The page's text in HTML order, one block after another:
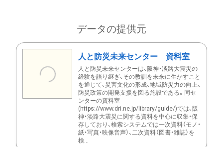
データの提供元
人と防災未来センター 資料室
人と防災未来センターは、阪神・淡路大震災の
経験を語り継ぎ、その教訓を未来に生かすこと
を通じて、災害文化の形成、地域防災力の向上、
防災政策の開発支援を図る施設である。同セ
ンターの資料室
(https://www.dri.ne.jp/library/guide/)では、阪
神・淡路大震災に関する資料を中心に収集・保
存しており、検索システムでは一次資料（モノ・
紙・写真・映像音声）、二次資料（図書・雑誌）を
検...